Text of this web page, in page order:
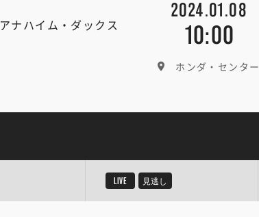
アナハイム・ダックス
2024.01.08
10:00
ホンダ・センター
LIVE 見逃し